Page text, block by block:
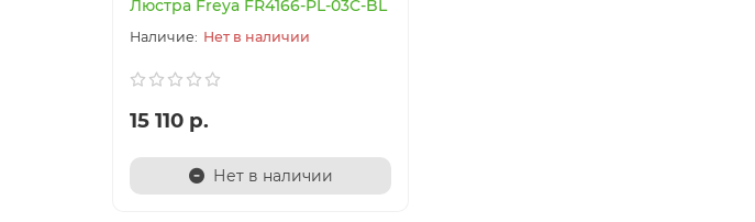
Люстра Freya FR4166-PL-03C-BL
Нет в наличии
15 110 р.
Нет в наличии